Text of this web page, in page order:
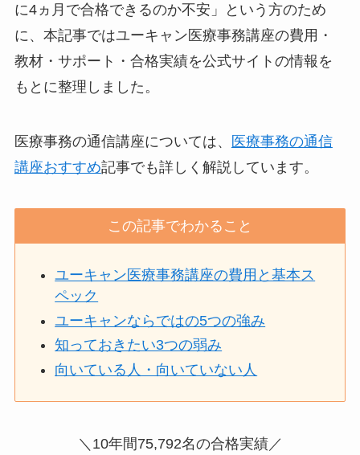
に4ヵ月で合格できるのか不安」という方のため
に、本記事ではユーキャン医療事務講座の費用・
教材・サポート・合格実績を公式サイトの情報を
もとに整理しました。
医療事務の通信講座については、
医療事務の通信
講座おすすめ記事でも詳しく解説しています。
この記事でわかること
ユーキャン医療事務講座の費用と基本ス
ペック
ユーキャンならではの5つの強み
知っておきたい3つの弱み
向いている人・向いていない人
＼10年間75,792名の合格実績／